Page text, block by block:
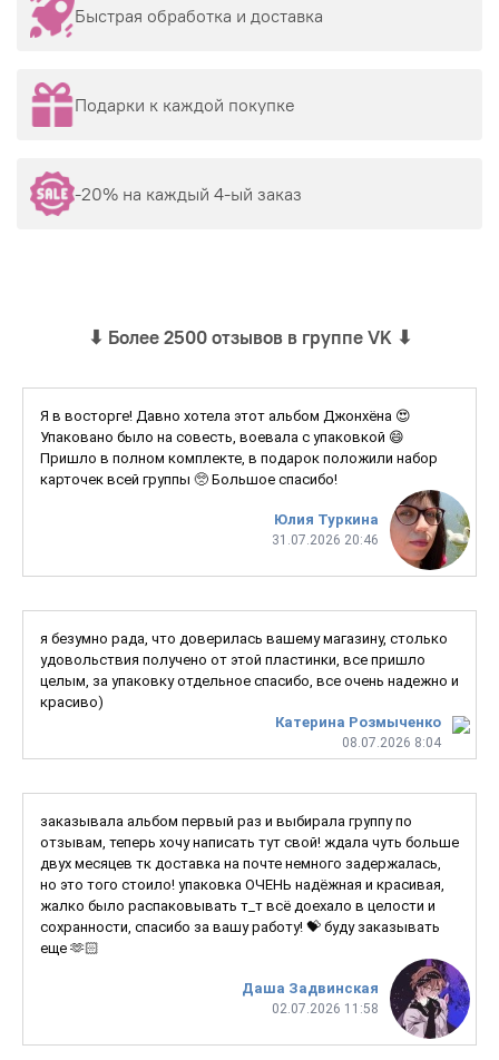
Быстрая обработка и доставка
Подарки к каждой покупке
-20% на каждый 4-ый заказ
⬇ Более 2500 отзывов в группе VK ⬇
Юлия Туркина
31.07.2026 20:46
Я в восторге! Давно хотела этот альбом Джонхёна 😍
Упаковано было на совесть, воевала с упаковкой 😄
Пришло в полном комплекте, в подарок положили набор
карточек всей группы 🥺 Большое спасибо!
Катерина Розмыченко
08.07.2026 8:04
я безумно рада, что доверилась вашему магазину, столько
удовольствия получено от этой пластинки, все пришло
целым, за упаковку отдельное спасибо, все очень надежно и
красиво)
Даша Задвинская
02.07.2026 11:58
заказывала альбом первый раз и выбирала группу по
отзывам, теперь хочу написать тут свой! ждала чуть больше
двух месяцев тк доставка на почте немного задержалась,
но это того стоило! упаковка ОЧЕНЬ надёжная и красивая,
жалко было распаковывать т_т всё доехало в целости и
сохранности, спасибо за вашу работу! 💝 буду заказывать
еще 🫶🏻